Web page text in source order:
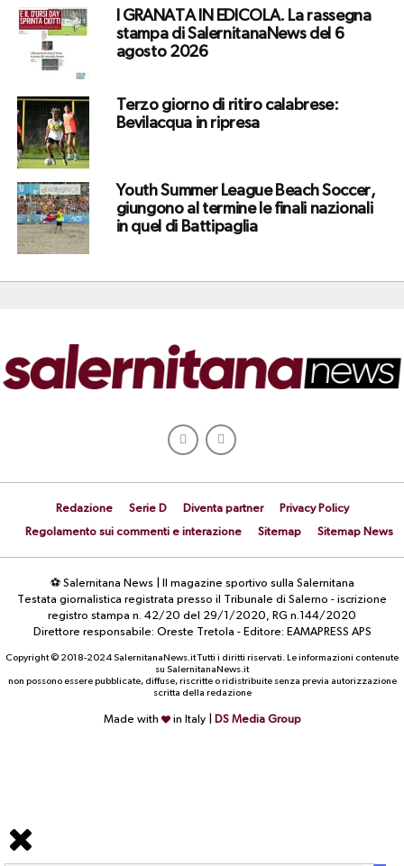
I GRANATA IN EDICOLA. La rassegna
stampa di SalernitanaNews del 6
agosto 2026
Terzo giorno di ritiro calabrese:
Bevilacqua in ripresa
Youth Summer League Beach Soccer,
giungono al termine le finali nazionali
in quel di Battipaglia
Redazione Serie D Diventa partner
Privacy Policy
Regolamento sui commenti e interazione
Sitemap Sitemap News
⚽ Salernitana News | Il magazine sportivo sulla Salernitana
Testata giornalistica registrata presso il Tribunale di Salerno - iscrizione
registro stampa n. 42/20 del 29/1/2020, RG n.144/2020
Direttore responsabile: Oreste Tretola - Editore: EAMAPRESS APS
Copyright © 2018-2024 SalernitanaNews.it Tutti i diritti riservati. Le informazioni contenute
su SalernitanaNews.it
non possono essere pubblicate, diffuse, riscritte o ridistribuite senza previa autorizzazione
scritta della redazione
Made with in Italy | DS Media Group